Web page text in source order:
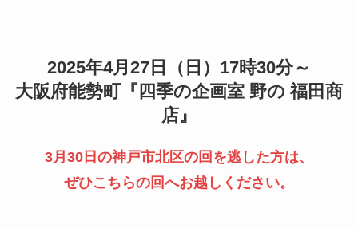
2025年4月27日（日）17時30分～
大阪府能勢町『四季の企画室 野の 福田商
店』
3月30日の神戸市北区の回を逃した方は、
ぜひこちらの回へお越しください。